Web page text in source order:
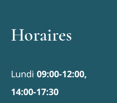
Horaires
Lundi 09:00-12:00,
14:00-17:30